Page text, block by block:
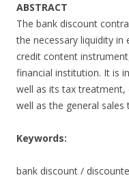
ABSTRACT
The bank discount
the necessary liquidity
credit content
financial institution. It is
well as its tax treatment,
well as the general sales
Keywords:
bank discount /